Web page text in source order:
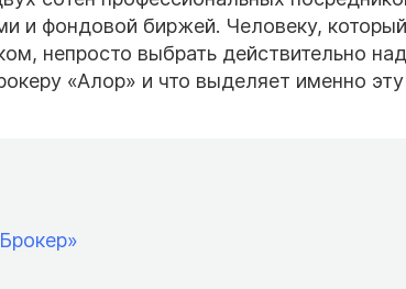
фондовой биржей. Человеку,
непросто выбрать действительно
«Алор» и что выделяет именно эту